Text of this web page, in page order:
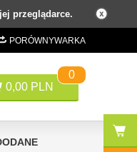
przeglądarce.
PORÓWNYWARKA
0,00 PLN
0